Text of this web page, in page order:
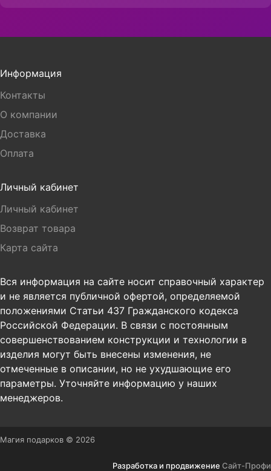
Информация
Контакты
О компании
Доставка
Оплата
Личный кабинет
Личный кабинет
Возврат товара
Карта сайта
Вся информация на сайте носит справочный характер
и не является публичной офертой, определяемой
положениями Статьи 437 Гражданского кодекса
Российской Федерации. В связи с постоянным
совершенствованием конструкции и технологии в
изделия могут быть внесены изменения, не
отмеченные в описании, но не ухудшающие его
параметры. Уточняйте информацию у наших
менеджеров.
Магия подарков © 2026
Разработка и продвижение Сайт-Профи